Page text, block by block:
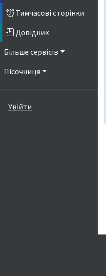
Тимчасові сторінки
Довідник
Більше сервісів
Пісочниця
Увійти